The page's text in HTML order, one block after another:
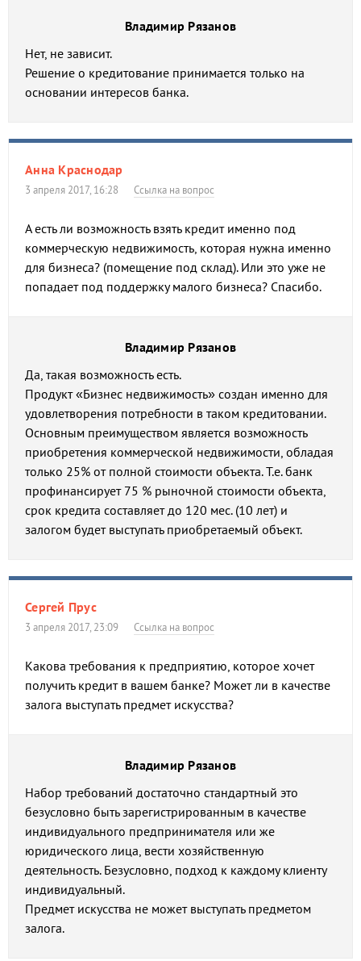
Владимир Рязанов
Нет, не зависит.
Решение о кредитование принимается только на
основании интересов банка.
Анна Краснодар
3 апреля 2017, 16:28 Ссылка на вопрос
А есть ли возможность взять кредит именно под
коммерческую недвижимость, которая нужна именно
для бизнеса? (помещение под склад). Или это уже не
попадает под поддержку малого бизнеса? Спасибо.
Владимир Рязанов
Да, такая возможность есть.
Продукт «Бизнес недвижимость» создан именно для
удовлетворения потребности в таком кредитовании.
Основным преимуществом является возможность
приобретения коммерческой недвижимости, обладая
только 25% от полной стоимости объекта. Т.е. банк
профинансирует 75 % рыночной стоимости объекта,
срок кредита составляет до 120 мес. (10 лет) и
залогом будет выступать приобретаемый объект.
Сергей Прус
3 апреля 2017, 23:09 Ссылка на вопрос
Какова требования к предприятию, которое хочет
получить кредит в вашем банке? Может ли в качестве
залога выступать предмет искусства?
Владимир Рязанов
Набор требований достаточно стандартный это
безусловно быть зарегистрированным в качестве
индивидуального предпринимателя или же
юридического лица, вести хозяйственную
деятельность. Безусловно, подход к каждому клиенту
индивидуальный.
Предмет искусства не может выступать предметом
залога.